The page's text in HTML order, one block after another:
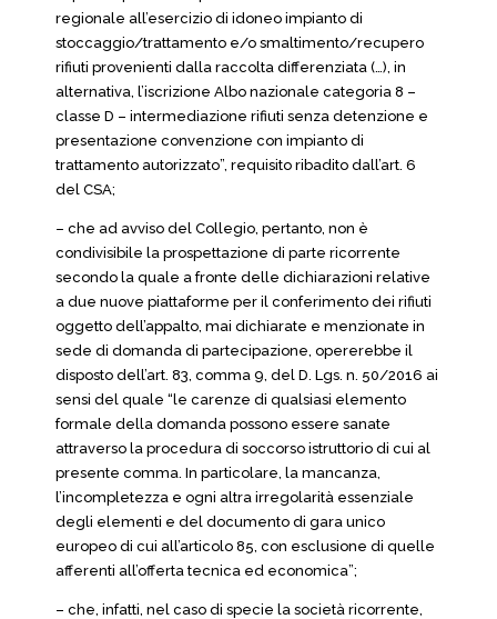
regionale all’esercizio di idoneo impianto di
stoccaggio/trattamento e/o smaltimento/recupero
rifiuti provenienti dalla raccolta differenziata (…), in
alternativa, l’iscrizione Albo nazionale categoria 8 –
classe D – intermediazione rifiuti senza detenzione e
presentazione convenzione con impianto di
trattamento autorizzato”, requisito ribadito dall’art. 6
del CSA;
– che ad avviso del Collegio, pertanto, non è
condivisibile la prospettazione di parte ricorrente
secondo la quale a fronte delle dichiarazioni relative
a due nuove piattaforme per il conferimento dei rifiuti
oggetto dell’appalto, mai dichiarate e menzionate in
sede di domanda di partecipazione, opererebbe il
disposto dell’art. 83, comma 9, del D. Lgs. n. 50/2016 ai
sensi del quale “le carenze di qualsiasi elemento
formale della domanda possono essere sanate
attraverso la procedura di soccorso istruttorio di cui al
presente comma. In particolare, la mancanza,
l’incompletezza e ogni altra irregolarità essenziale
degli elementi e del documento di gara unico
europeo di cui all’articolo 85, con esclusione di quelle
afferenti all’offerta tecnica ed economica”;
– che, infatti, nel caso di specie la società ricorrente,